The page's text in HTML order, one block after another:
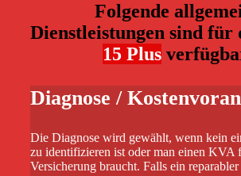
Folgende
Dienstleistungen sind für
15 Plus
Diagnose /
Die Diagnose wird gewählt, wenn kein
zu identifizieren ist oder man einen KVA
Versicherung braucht. Falls ein reparabler